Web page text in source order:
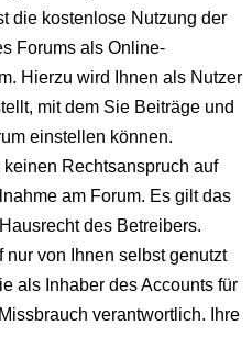
die kostenlose Nutzung der
Forums als Online-
Hierzu wird Ihnen als Nutzer
mit dem Sie Beiträge und
einstellen können.
Rechtsanspruch auf
am Forum. Es gilt das
des Betreibers.
nur von Ihnen selbst genutzt
als Inhaber des Accounts für
verantwortlich. Ihre